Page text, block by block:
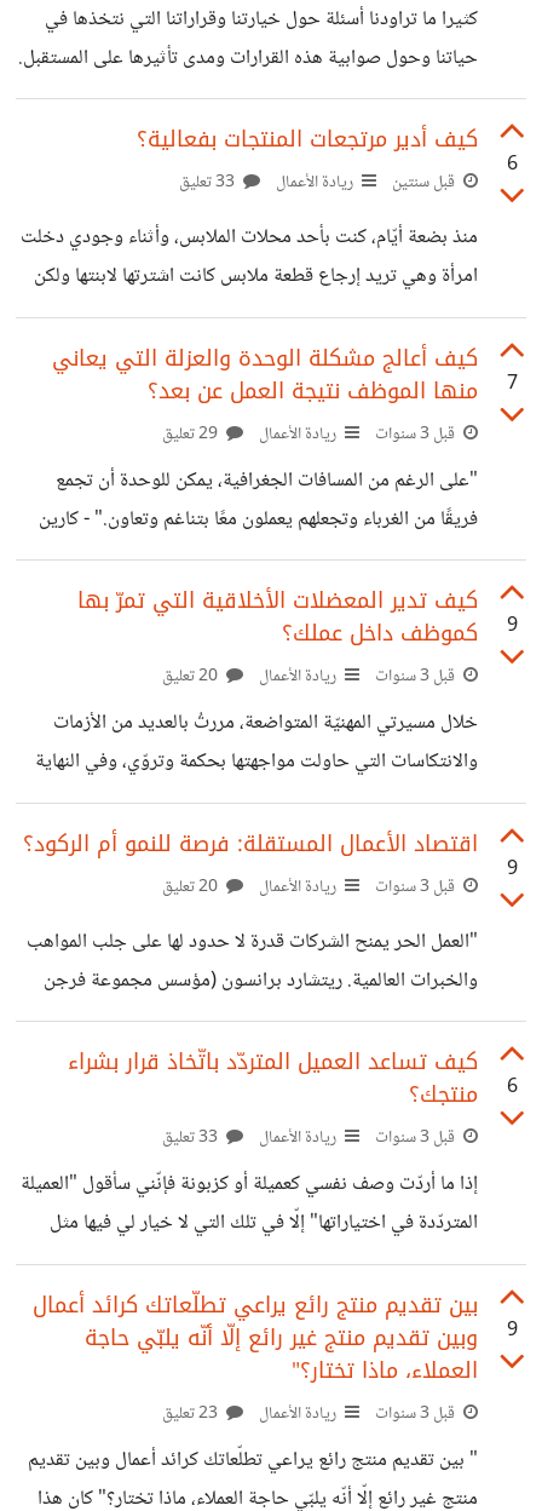
خاصّة؟ لا وجود لها ولا داعي لها. يكفي أن تكون الأرض سعيدة
لتعطي محاصيل وفيرة. نعود إلى الآن،
كثيرا ما تراودنا أسئلة حول خيارتنا وقراراتنا التي نتخذها في
حياتنا وحول صوابية هذه القرارات ومدى تأثيرها على المستقبل.
حتى عند دخولنا إلى مخبز نقع حائرين بين أطناب الحلوى
الموجودة وبين الصنف الذي علينا اختياره. فهل هي " كعكة أم
فطيرة تفاح"؟ وأما عن القرار النهائي فيكون بالعودة إلى عدة
الحسية (كالتي تظهر بشكل شهي أكثر) بالإضافة إلى احتساب
المنفعة لجميع الخيارات واختيار القرار ذو المنفعة الأكبر. وأما في
حال تساوي جميع العناصر
6
كيف أدير مرتجعات المنتجات بفعالية؟
قبل سنتين ريادة الأعمال
منذ بضعة أيّام، كنت بأحد محلات الملابس، وأثناء وجودي دخلت
امرأة وهي تريد إرجاع قطعة ملابس كانت اشترتها لابنتها ولكن
لم تكن مقاسها، وتريد إرجاعها والحصول على المال، لكن كان رد
صاحب المحل، أن البضاعة لا ترد ولكن تستبدل فقط. ورغم أن رد
صاحب المتجر قانونيا غير صائب، خاصة أن المنتج كان كما هو
بالضبط وقد تأكد من ذلك، ولكن مرتجعات البضاعة إن احتسبناها
فإنّها تشكّل خسارة كبيرة بالنسبة للبائعين خاصّةً إن كانت التسوية
حصرًا عن طريق رد المبلغ كاملًا.
7
كيف أعالج مشكلة الوحدة والعزلة التي يعاني
منها الموظف نتيجة العمل عن بعد؟
قبل 3 سنوات ريادة الأعمال
"على الرغم من المسافات الجغرافية، يمكن للوحدة أن تجمع
فريقًا من الغرباء وتجعلهم يعملون معًا بتناغم وتعاون." - كارين
سيف. إن سألتموني عن أعظم التحديات التي تواجه العاملين في
مجال العمل الحر، سأخبركم بأنّها الوحدة وهو أمر أتحدّث عنه من
منطلق تجربة. فتخيّل أنّك موظّف في إحدى الشركات العاملة عن
بعد والتي تتمركز في بلد مختلف عن بلدك. أنت تعمل عن بعد
لثمانية ساعات متواصلة وتبقى أمام حاسوبك بدون حراك.
وتخيّل أنّك تتعامل مع فريق مكّون من عدد من الأفراد
9
كيف تدير المعضلات الأخلاقية التي تمرّ بها
كموظف داخل عملك؟
قبل 3 سنوات ريادة الأعمال
خلال مسيرتي المهنيّة المتواضعة، مررتُ بالعديد من الأزمات
والانتكاسات التي حاولت مواجهتها بحكمة وتروّي، وفي النهاية
انتصرت أمامها. إلّا أنّني ولا يمكن أن أنس يومًا فقد كانت الأزمة
الوحيدة التي لم تمرّ مرور الكِرام هي المعضلة الأخلاقية
(ethical dilemma) التي واجهتها مع أعلى هرم في الشركة:
التي أوكلها إليك المدير بالتدريب والاستفسار وأزمة الأجر
المتدني بطلب الزيادة أو الاستقالة، فإنّ الأزمات الأخلاقية تضعنا
أمام صراع بين المثل والقيم والعليا وبين
9
اقتصاد الأعمال المستقلة: فرصة للنمو أم الركود؟
قبل 3 سنوات ريادة الأعمال
"العمل الحر يمنح الشركات قدرة لا حدود لها على جلب المواهب
والخبرات العالمية. ريتشارد برانسون (مؤسس مجموعة فرجن
العالميّة) اليوم، لن أكون تقليديّة بالزاوية التي سأتناول بها
موضوع العمل الحر بل معاصِرة ومناصِرة على حدّ السواء. فقد
قرأت عشرات المقالات التي تتحدّت عن العمل الحر من المنظار
السلبي "العمل الحر : مقبرة المواهب، العمل الحر: استغلال
للعاملين، لا داعي للعمل الحر بعد…إلخ…" فلما التكتّم عن فوائد
هذا النّوع من الأعمال بالنسبة للشركات؟ منذ مدّة عملتُ كمسؤولة
6
كيف تساعد العميل المتردّد باتّخاذ قرار بشراء
منتجك؟
قبل 3 سنوات ريادة الأعمال
إذا ما أردّت وصف نفسي كعميلة أو كزبونة فإنّني سأقول "العميلة
المتردّدة في اختياراتها" إلّا في تلك التي لا خيار لي فيها مثل
السلع التي لا بدائل لها وهي للمفارقة الإيجابية الوحيدة للاحتكار.
ف باستثناء الأوضاع الاحتكاريّة والتي تفرض خيّاراتِ محدّدة
للأفراد، فإنّني دائما ما أنتقل بين الرّفوف وبين العلامات التجارية
المختلفة فأدرس خياراتي جيّدًا ثمّ أختار. إلّا أنّ هذه المعضلة
التي أعيشها في كلّ رحلةٍ إلى السّوق، لا تلبث أن تزول لدى
دخولي إلى متجرِ واحد فقط وهو متجر
9
بين تقديم منتج رائع يراعي تطلّعاتك كرائد أعمال
وبين تقديم منتج غير رائع إلّا أنّه يلبّي حاجة
العملاء، ماذا تختار؟"
قبل 3 سنوات ريادة الأعمال
" بين تقديم منتج رائع يراعي تطلّعاتك كرائد أعمال وبين تقديم
منتج غير رائع إلّا أنّه يلبّي حاجة العملاء، ماذا تختار؟" كان هذا